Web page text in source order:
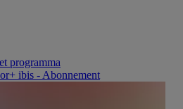
programma
ibis - Abonnement